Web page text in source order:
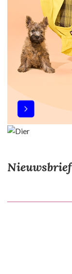
Nieuwsbrief